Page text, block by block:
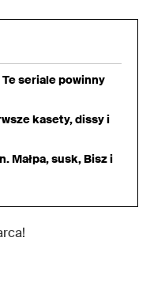
seriale powinny
kasety, dissy i
Małpa, susk, Bisz i